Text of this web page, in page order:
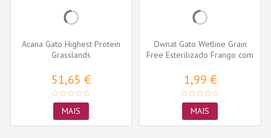
Acana Gato Highest Protein
Grasslands
51,65 €
MAIS
Ownat Gato Wetline Grain
Free Esterilizado Frango com
1,99 €
MAIS